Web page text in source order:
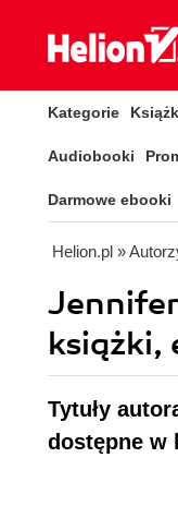
Kategorie
Audiobooki
Darmowe ebooki
Helion.pl »
książki,
Tytuły
dostępne w